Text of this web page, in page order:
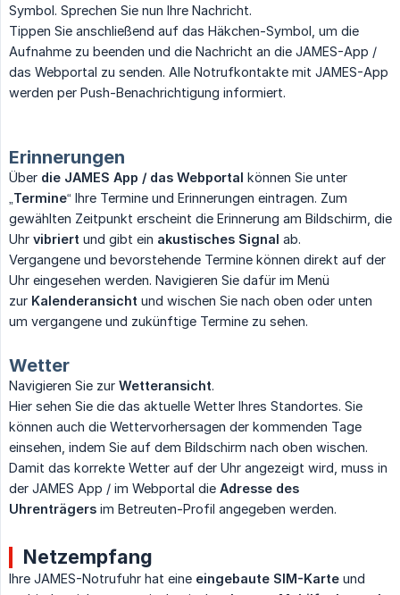
Symbol. Sprechen Sie nun Ihre Nachricht.
Tippen Sie anschließend auf das Häkchen-Symbol, um die
Aufnahme zu beenden und die Nachricht an die JAMES-App /
das Webportal zu senden. Alle Notrufkontakte mit JAMES-App
werden per Push-Benachrichtigung informiert.
Erinnerungen
Über die JAMES App / das Webportal können Sie unter
Termine“ Ihre Termine und Erinnerungen eintragen. Zum
gewählten Zeitpunkt erscheint die Erinnerung am Bildschirm, die
Uhr vibriert und gibt ein akustisches Signal ab.
Vergangene und bevorstehende Termine können direkt auf der
Uhr eingesehen werden. Navigieren Sie dafür im Menü
zur Kalenderansicht und wischen Sie nach oben oder unten
um vergangene und zukünftige Termine zu sehen.
Wetter
Navigieren Sie zur Wetteransicht.
Hier sehen Sie die das aktuelle Wetter Ihres Standortes. Sie
können auch die Wettervorhersagen der kommenden Tage
einsehen, indem Sie auf dem Bildschirm nach oben wischen.
Damit das korrekte Wetter auf der Uhr angezeigt wird, muss in
der JAMES App / im Webportal die Adresse des
Uhrenträgers im Betreuten-Profil angegeben werden.
Netzempfang
Ihre JAMES-Notrufuhr hat eine eingebaute SIM-Karte und